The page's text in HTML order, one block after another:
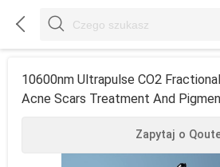
 
10600nm Ultrapulse CO2
Acne Scars Treatment And
Zapytaj o